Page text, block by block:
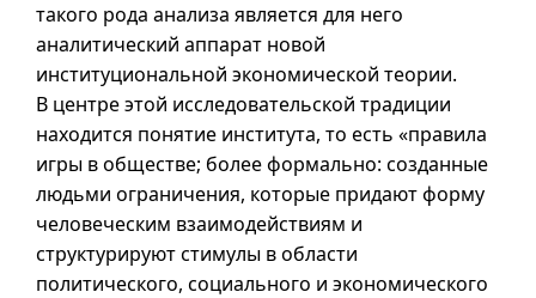
такого рода анализа является для него
аналитический аппарат новой
институциональной экономической теории.
В центре этой исследовательской традиции
находится понятие института, то есть «правила
игры в обществе; более формально: созданные
людьми ограничения, которые придают форму
человеческим взаимодействиям и
структурируют стимулы в области
политического, социального и экономического